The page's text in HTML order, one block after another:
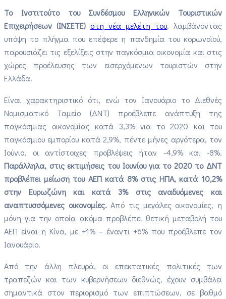
Το Ινστιτούτο του Συνδέσμου Ελληνικών Τουριστικών
Επιχειρήσεων (ΙΝΣΕΤΕ) στη νέα μελέτη του, λαμβάνοντας
υπόψη το πλήγμα που επέφερε η πανδημία του κορωνοϊού,
παρουσιάζει τις εξελίξεις στην παγκόσμια οικονομία και στις
χώρες προέλευσης των εισερχόμενων τουριστών στην
Ελλάδα.
Είναι χαρακτηριστικό ότι, ενώ τον Ιανουάριο το Διεθνές
Νομισματικό Ταμείο (ΔΝΤ) προέβλεπε ανάπτυξη της
παγκόσμιας οικονομίας κατά 3,3% για το 2020 και του
παγκόσμιου εμπορίου κατά 2,9%, πέντε μήνες αργότερα, τον
Ιούνιο, οι αντίστοιχες προβλέψεις ήταν -4,9% και -8%.
Παράλληλα, στις εκτιμήσεις του Ιουνίου για το 2020 το ΔΝΤ
προβλέπει μείωση του ΑΕΠ κατά 8% στις ΗΠΑ, κατά 10,2%
στην Ευρωζώνη και κατά 3% στις αναδυόμενες και
αναπτυσσόμενες οικονομίες.Από τις μεγάλες οικονομίες, η
μόνη για την οποία ακόμα προβλέπει θετική μεταβολή του
ΑΕΠ είναι η Κίνα, με +1% – έναντι +6% που προέβλεπε τον
Ιανουάριο.
Από την άλλη πλευρά, οι επεκτατικές πολιτικές των
τραπεζών και των κυβερνήσεων διεθνώς, έχουν συμβάλει
σημαντικά στον περιορισμό των επιπτώσεων, σε βαθμό